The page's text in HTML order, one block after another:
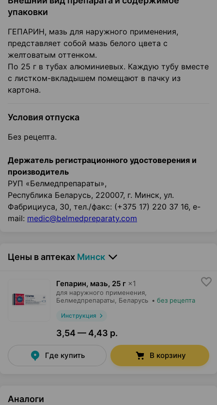
упаковки
ГЕПАРИН, мазь для наружного применения,
представляет собой мазь белого цвета с
желтоватым оттенком.
По 25 г в тубах алюминиевых. Каждую тубу вместе
с листком-вкладышем помещают в пачку из
картона.
Условия отпуска
Без рецепта.
Держатель регистрационного удостоверения и
производитель
РУП «Белмедпрепараты»,
Республика Беларусь, 220007, г. Минск, ул.
Фабрициуса, 30, тел./факс: (+375 17) 220 37 16, e-
mail: medic@belmedpreparaty.com
Цены в аптеках Минск
Гепарин, мазь, 25 г ×1
для наружного применения,
Белмедпрепараты, Беларусь • без рецепта
Инструкция
3,54 — 4,43 р.
Где купить В корзину
Аналоги